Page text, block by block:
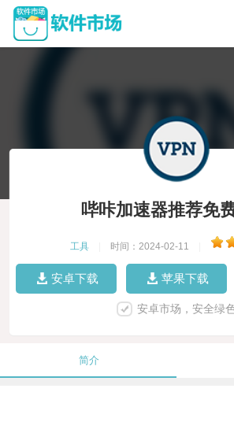
哔咔加速器推荐免
工具 时间：2024-02-11
安卓下载 苹果下载
安卓市场，安全绿
简介